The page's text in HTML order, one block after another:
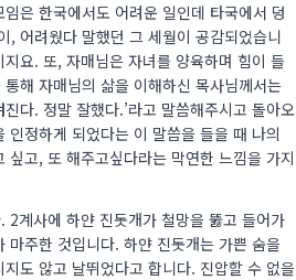
은 한국에서도 어려운 일인데 타국에서 덩
, 어려웠다 말했던 그 세월이 공감되었습니
요. 또, 자매님은 자녀를 양육하며 힘이 들
해 자매님의 삶을 이해하신 목사님께서는
다. 정말 잘했다.’라고 말씀해주시고 돌아오
정하게 되었다는 이 말씀을 들을 때 나의
고, 또 해주고싶다라는 막연한 느낌을 가지
계사에 하얀 진돗개가 철망을 뚫고 들어가
마주한 것입니다. 하얀 진돗개는 가쁜 숨을
도 않고 날뛰었다고 합니다. 진압할 수 없을